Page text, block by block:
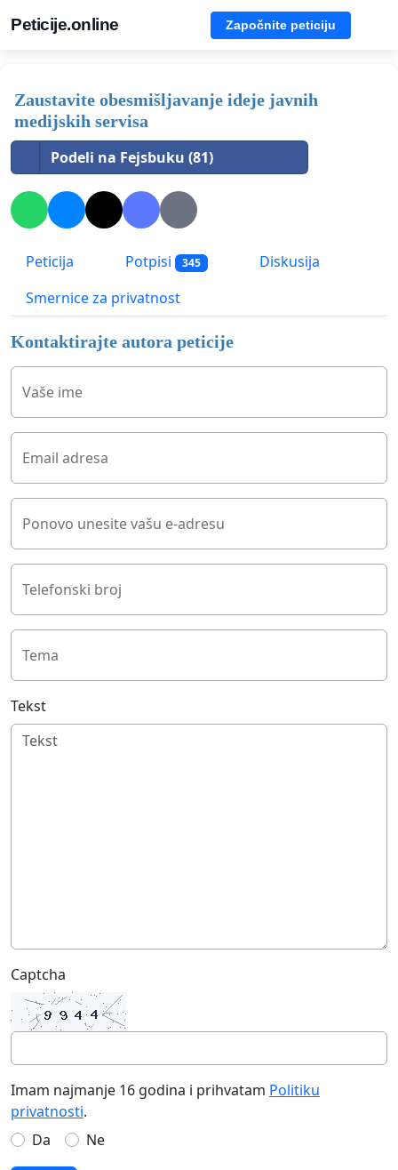
Peticije.online Započnite peticiju
Zaustavite obesmišljavanje ideje javnih
medijskih servisa
Podeli na Fejsbuku (81)
Peticija Potpisi 345
Diskusija
Smernice za privatnost
Kontaktirajte autora peticije
Vaše ime
Email adresa
Ponovo unesite vašu e-adresu
Telefonski broj
Tema
Tekst
Captcha
Imam najmanje 16 godina i prihvatam Politiku
privatnosti.
Da
Ne